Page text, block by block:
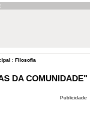
: Filosofia
DA COMUNIDADE"
Publicidade